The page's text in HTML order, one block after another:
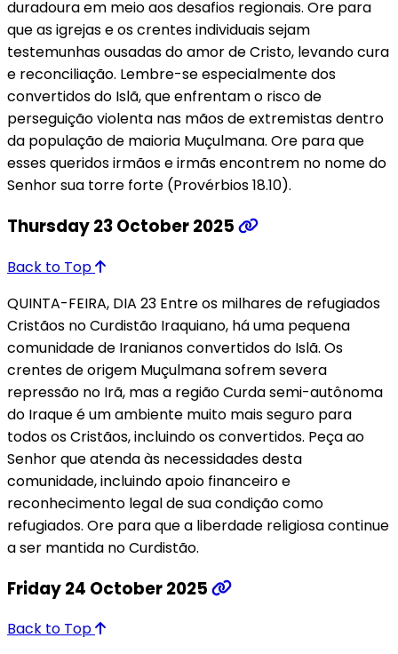
duradoura em meio aos desafios regionais. Ore para
que as igrejas e os crentes individuais sejam
testemunhas ousadas do amor de Cristo, levando cura
e reconciliação. Lembre-se especialmente dos
convertidos do Islã, que enfrentam o risco de
perseguição violenta nas mãos de extremistas dentro
da população de maioria Muçulmana. Ore para que
esses queridos irmãos e irmãs encontrem no nome do
Senhor sua torre forte (Provérbios 18.10).
Thursday 23 October 2025
Back to Top
QUINTA-FEIRA, DIA 23 Entre os milhares de refugiados
Cristãos no Curdistão Iraquiano, há uma pequena
comunidade de Iranianos convertidos do Islã. Os
crentes de origem Muçulmana sofrem severa
repressão no Irã, mas a região Curda semi-autônoma
do Iraque é um ambiente muito mais seguro para
todos os Cristãos, incluindo os convertidos. Peça ao
Senhor que atenda às necessidades desta
comunidade, incluindo apoio financeiro e
reconhecimento legal de sua condição como
refugiados. Ore para que a liberdade religiosa continue
a ser mantida no Curdistão.
Friday 24 October 2025
Back to Top